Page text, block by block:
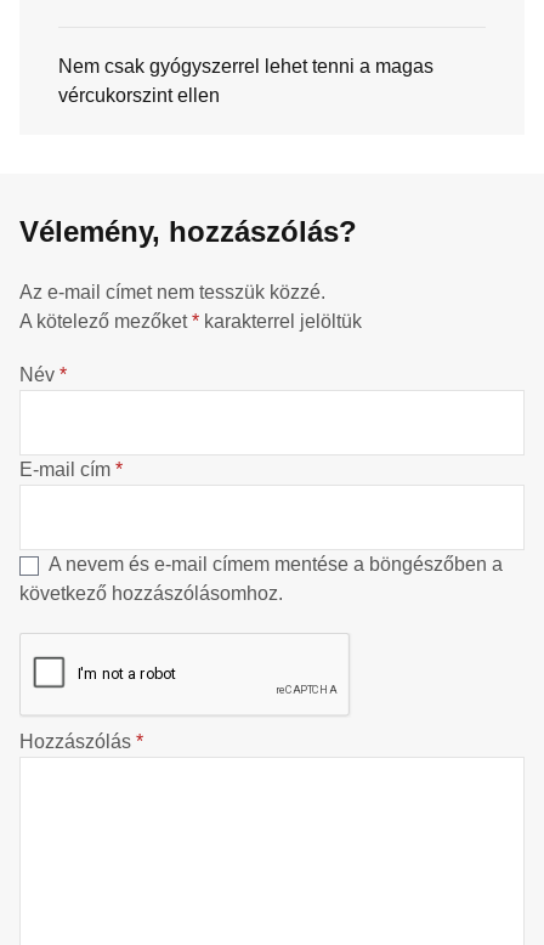
Nem csak gyógyszerrel lehet tenni a magas
vércukorszint ellen
Vélemény, hozzászólás?
Az e-mail címet nem tesszük közzé.
A kötelező mezőket* karakterrel jelöltük
Név *
E-mail cím *
A nevem és e-mail címem mentése a böngészőben a
következő hozzászólásomhoz.
Hozzászólás *